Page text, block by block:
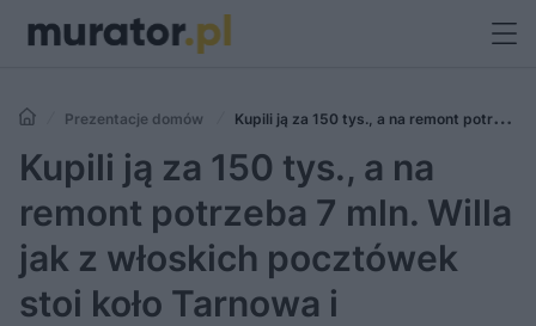
Prezentacje domów
Kupili ją za 150 tys., a na remont potrzeba
7 mln. Willa jak z włoskich pocztówek stoi koło Tarnowa i naprawdę
przypomina Villę D'Este
Kupili ją za 150 tys., a na
remont potrzeba 7 mln. Willa
jak z włoskich pocztówek
stoi koło Tarnowa i